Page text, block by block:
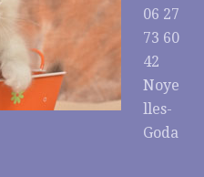
06 27
73 60
42
Noye
lles-
Goda